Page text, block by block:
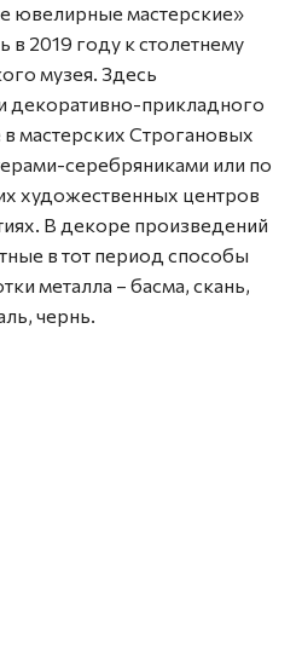
ювелирные мастерские»
в 2019 году к столетнему
музея. Здесь
декоративно-прикладного
мастерских Строгановых
серебряниками или по
художественных центров
В декоре произведений
в тот период способы
металла – басма, скань,
чернь.